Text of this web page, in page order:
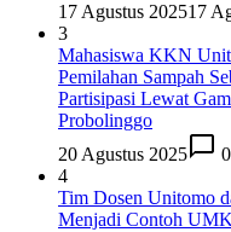
17 Agustus 202517
3
Mahasiswa KKN
Pemilahan Sampah
Partisipasi Lewat
Probolinggo
20 Agustus 2025
0
4
Tim Dosen Unitomo
Menjadi Contoh